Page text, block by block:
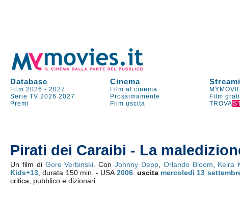
Database Cinema
Film 2026 -2027 Film al cinema
Serie TV 2026 2027 Prossimamente Film
Premi
Film uscita TROVA
Pirati dei Caraibi - La
Un film di Gore Verbinski . ConJohnny Depp, Orlando Bloom Keira
Kids+13 , durata 150 min. - USA 2006. uscita mercoledì 13
critica, pubblico e dizionari.